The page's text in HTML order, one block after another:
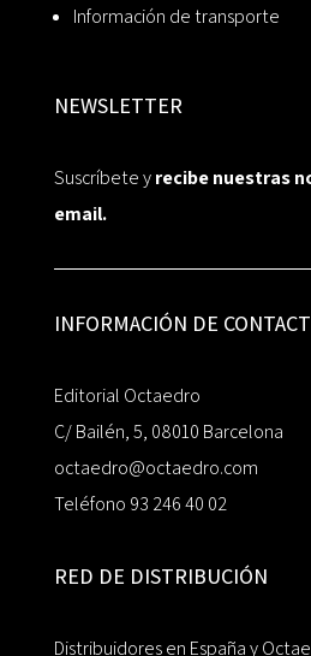
Información de transporte
NEWSLETTER
Suscríbete yrecibe nuestras
email.
INFORMACIÓN DE
Editorial Octaedro
C/ Bailén, 5, 08010 Barcelona
octaedro@octaedro.com
Teléfono 93 246 40 02
RED DE DISTRIBUCIÓN
Distribuidores en España y